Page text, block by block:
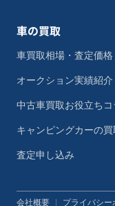
車の買取
車買取相場・査定価
オークション実績紹介
中古車買取お役立ちコ
キャンピングカーの買
査定申し込み
会社概要 プライバシー